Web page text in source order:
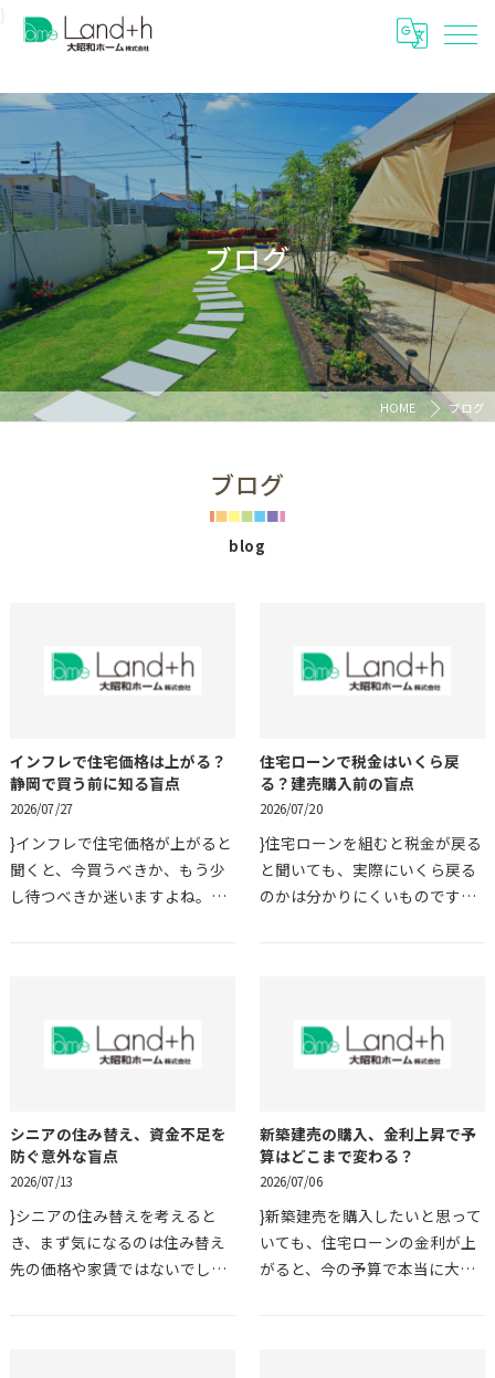
ブログ
HOME ブログ
ブログ
blog
インフレで住宅価格は上がる？
静岡で買う前に知る盲点
2026/07/27
}インフレで住宅価格が上がると
聞くと、今買うべきか、もう少
し待つべきか迷いますよね。静
を探している方にとっては、物
住宅ローンで税金はいくら戻
る？建売購入前の盲点
2026/07/20
}住宅ローンを組むと税金が戻る
と聞いても、実際にいくら戻る
のかは分かりにくいものです。
月の返済額や物件価格に目が向
シニアの住み替え、資金不足を
防ぐ意外な盲点
2026/07/13
}シニアの住み替えを考えると
き、まず気になるのは住み替え
先の価格や家賃ではないでしょ
ると思っていても、実際には売
新築建売の購入、金利上昇で予
算はどこまで変わる？
2026/07/06
}新築建売を購入したいと思って
いても、住宅ローンの金利が上
がると、今の予算で本当に大丈
物件価格だけを見ると手が届き